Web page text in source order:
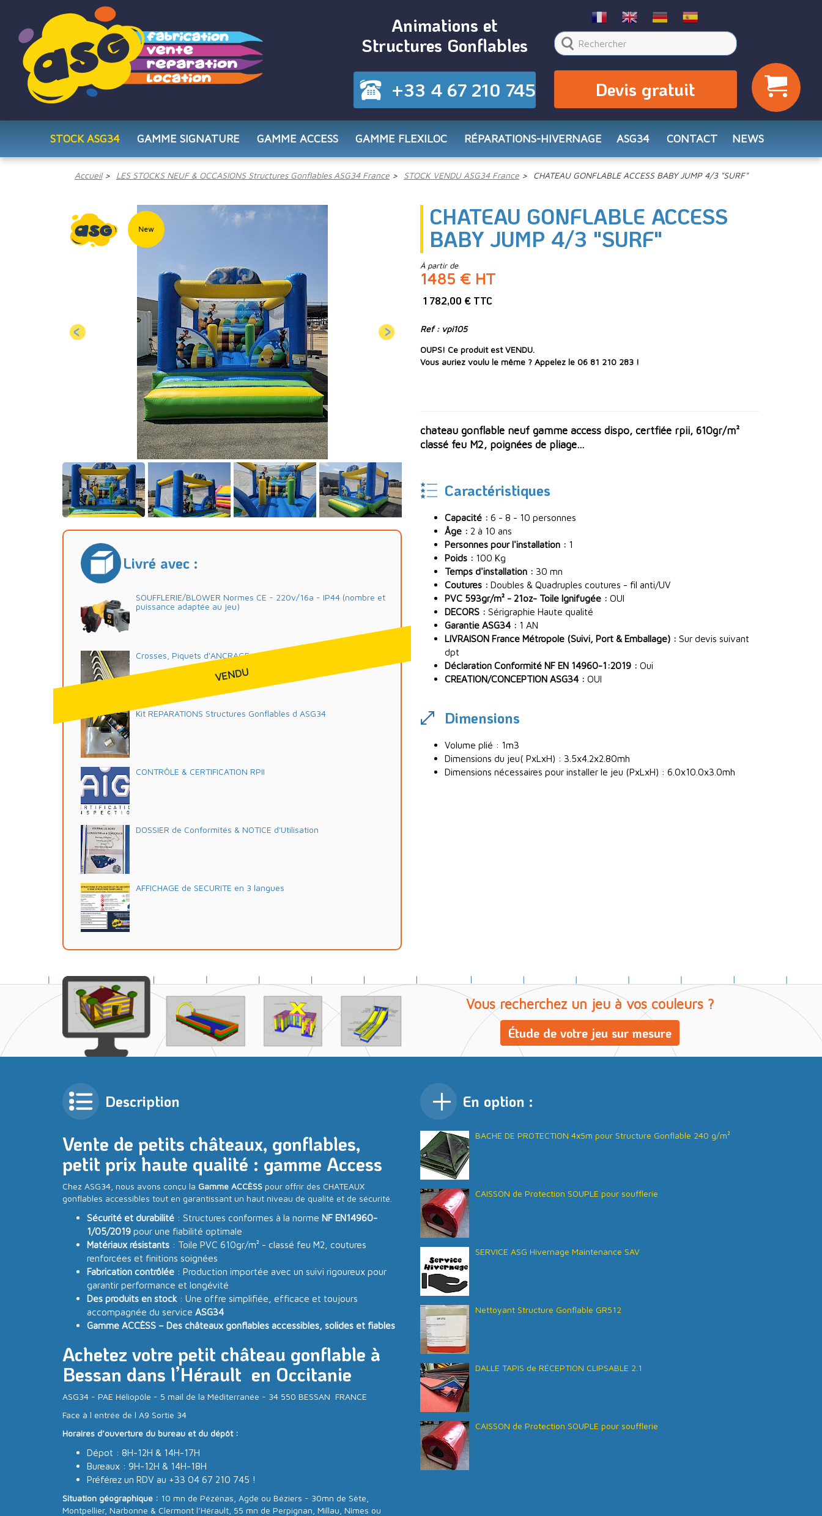
Animations et
Structures Gonflables
+33 4 67 210 745 Devis gratuit
STOCK ASG34 GAMME SIGNATURE GAMME ACCESS GAMME FLEXILOC RÉPARATIONS-HIVERNAGE ASG34 CONTACT NEWS
Accueil LES STOCKS NEUF & OCCASIONS Structures Gonflables ASG34 France STOCK VENDU ASG34 France CHATEAU GONFLABLE ACCESS BABY JUMP 4/3 "SURF"
VENDU
New
Livré avec :
SOUFFLERIE/BLOWER Normes CE - 220v/16a - IP44 (nombre et
puissance adaptée au jeu)
Crosses, Piquets d'ANCRAGE 42 cm
Kit REPARATIONS Structures Gonflables d ASG34
CONTRÔLE & CERTIFICATION RPII
DOSSIER de Conformités & NOTICE d'Utilisation
AFFICHAGE de SECURITE en 3 langues
CHATEAU GONFLABLE ACCESS
BABY JUMP 4/3 "SURF"
À partir de
1485 € HT
1 782,00 € TTC
Ref : vpi105
OUPS! Ce produit est VENDU.
Vous auriez voulu le même ? Appelez le 06 81 210 283 !
chateau gonflable neuf gamme access dispo, certfiée rpii, 610gr/m²
classé feu M2, poignées de pliage...
Caractéristiques
Capacité : 6 - 8 - 10 personnes
Âge : 2 à 10 ans
Personnes pour l'installation : 1
Poids : 100 Kg
Temps d'installation : 30 mn
Coutures : Doubles & Quadruples coutures - fil anti/UV
PVC 593gr/m² - 21oz- Toile Ignifugée : OUI
DECORS : Sérigraphie Haute qualité
Garantie ASG34 : 1 AN
LIVRAISON France Métropole (Suivi, Port & Emballage) : Sur devis suivant
dpt
Déclaration Conformité NF EN 14960-1:2019 : Oui
CREATION/CONCEPTION ASG34 : OUI
Dimensions
Volume plié : 1m3
Dimensions du jeu( PxLxH) : 3.5x4.2x2.80mh
Dimensions nécessaires pour installer le jeu (PxLxH) : 6.0x10.0x3.0mh
Vous recherchez un jeu à vos couleurs ?
Étude de votre jeu sur mesure
Description
Vente de petits châteaux, gonflables,
petit prix haute qualité : gamme Access
Chez ASG34, nous avons conçu la Gamme ACCÈSS pour offrir des CHATEAUX
gonflables accessibles tout en garantissant un haut niveau de qualité et de sécurité.
Sécurité et durabilité : Structures conformes à la norme NF EN14960-
1/05/2019 pour une fiabilité optimale
Matériaux résistants : Toile PVC 610gr/m² - classé feu M2, coutures
renforcées et finitions soignées
Fabrication contrôlée : Production importée avec un suivi rigoureux pour
garantir performance et longévité
Des produits en stock: Une offre simplifiée, efficace et toujours
accompagnée du service ASG34
Gamme ACCÈSS – Des châteaux gonflables accessibles, solides et fiables
Achetez votre petit château gonflable à
Bessan dans l’Hérault en Occitanie
ASG34 - PAE Héliopôle - 5 mail de la Méditerranée - 34 550 BESSAN FRANCE
Face à l entrée de l A9 Sortie 34
Horaires d’ouverture du bureau et du dépôt :
Dépot : 8H-12H & 14H-17H
Bureaux : 9H-12H & 14H-18H
Préférez un RDV au +33 04 67 210 745 !
Situation géographique : 10 mn de Pézénas, Agde ou Béziers - 30mn de Sète,
Montpellier, Narbonne & Clermont l’Hérault, 55 mn de Perpignan, Millau, Nîmes ou
En option :
BACHE DE PROTECTION 4x5m pour Structure Gonflable 240 g/m²
CAISSON de Protection SOUPLE pour soufflerie
SERVICE ASG Hivernage Maintenance SAV
Nettoyant Structure Gonflable GR512
DALLE TAPIS de RÉCEPTION CLIPSABLE 2.1
CAISSON de Protection SOUPLE pour soufflerie